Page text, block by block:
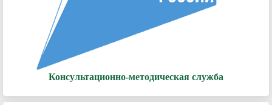
Консультационно-методическая служба